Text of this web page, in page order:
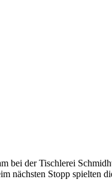
bei der Tischlerei
nächsten Stopp spielten